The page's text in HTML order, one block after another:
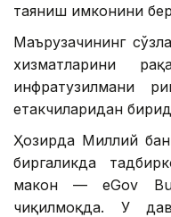
таяниш имконини
Маърузачининг
хизматларини
инфратузилмани
етакчиларидан
Ҳозирда Миллий
биргаликда
макон — eGov
чиқилмоқда. У